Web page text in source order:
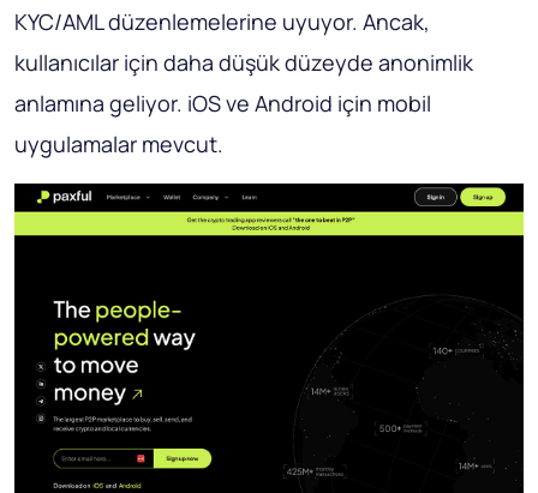
KYC/AML düzenlemelerine uyuyor. Ancak,
kullanıcılar için daha düşük düzeyde anonimlik
anlamına geliyor. iOS ve Android için mobil
uygulamalar mevcut.